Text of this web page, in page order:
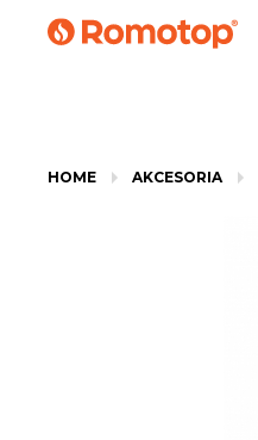
HOME AKCESORIA